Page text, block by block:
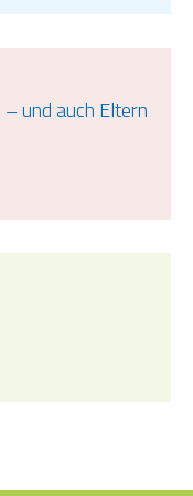
und auch Eltern